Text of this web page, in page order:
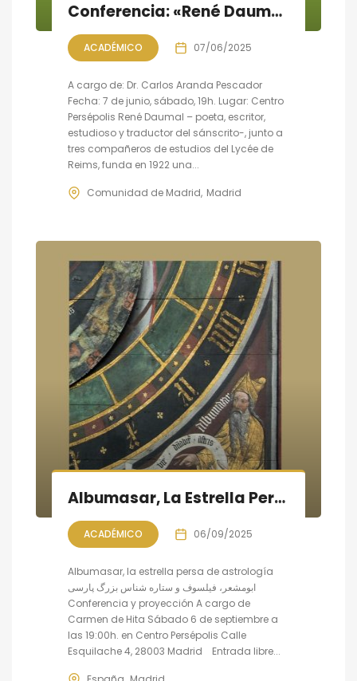
Conferencia: «René Daumal: La metafísica experimental, ser eterno a querer durar»
ACADÉMICO 07/06/2025
A cargo de: Dr. Carlos Aranda Pescador
Fecha: 7 de junio, sábado, 19h. Lugar: Centro
Persépolis René Daumal – poeta, escritor,
estudioso y traductor del sánscrito-, junto a
tres compañeros de estudios del Lycée de
Reims, funda en 1922 una...
Comunidad de Madrid Madrid
Albumasar, La Estrella Persa De Astrología: conferencia y proyección
ACADÉMICO 06/09/2025
Albumasar, la estrella persa de astrología
ابومشعر، فیلسوف و ستاره شناس بزرگ پارسی
Conferencia y proyección A cargo de
Carmen de Hita Sábado 6 de septiembre a
las 19:00h. en Centro Persépolis Calle
Esquilache 4, 28003 Madrid Entrada libre...